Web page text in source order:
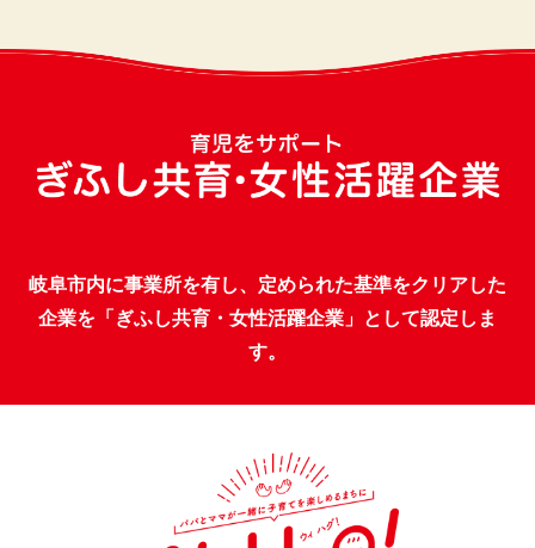
岐阜市内に事業所を有し、定められた基準をクリアした
企業を「ぎふし共育・女性活躍企業」として認定しま
す。